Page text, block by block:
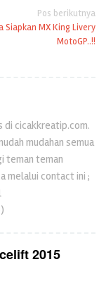
Pos berikutnya
Siapkan MX King Livery
MotoGP..!!
di cicakkreatip.com.
mudahan semua
teman teman
melalui contact ini ;
2015